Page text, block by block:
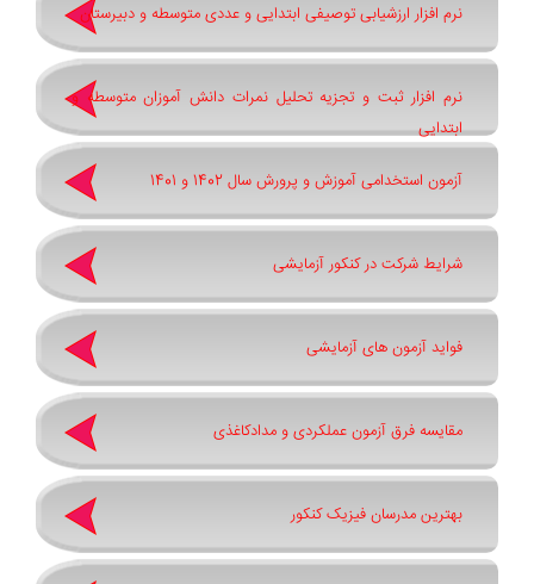
نرم افزار ارزشیابی توصیفی ابتدایی و عددی متوسطه و دبیرستان
نرم افزار ثبت و تجزیه تحلیل نمرات دانش آموزان متوسطه و
ابتدایی
آزمون استخدامی آموزش و پرورش سال 1402 و 1401
شرایط شرکت در کنکور آزمایشی
فواید آزمون های آزمایشی
مقایسه فرق آزمون عملکردی و مدادکاغذی
بهترین مدرسان فیزیک کنکور